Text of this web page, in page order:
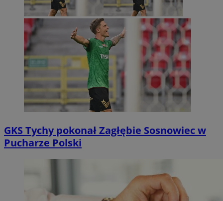
GKS Tychy pokonał Zagłębie Sosnowiec w
Pucharze Polski